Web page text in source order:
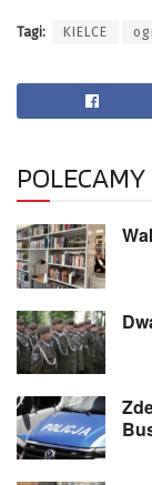
Tagi: KIELCE
POLECAMY